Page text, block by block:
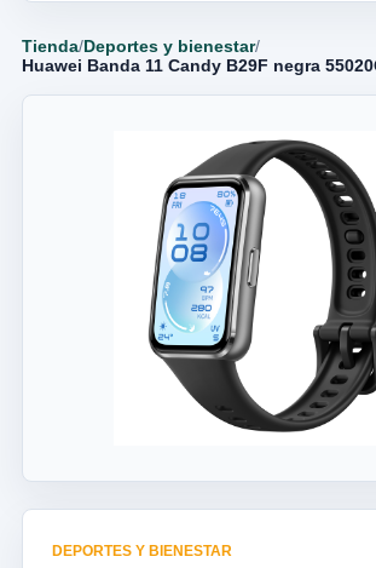
Tienda/Deportes y bienestar/
Huawei Banda 11 Candy B29F negra
DEPORTES Y BIENESTAR